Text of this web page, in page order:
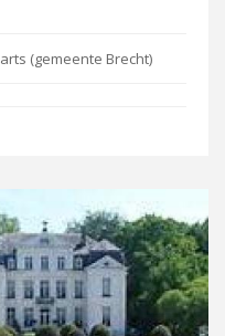
(gemeente Brecht)